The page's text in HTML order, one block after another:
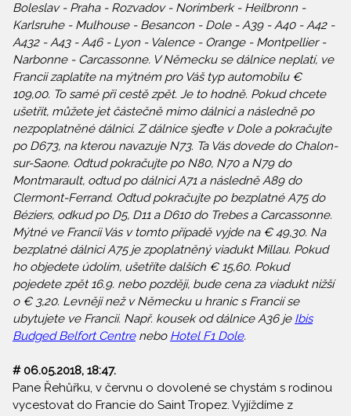
Boleslav - Praha - Rozvadov - Norimberk - Heilbronn -
Karlsruhe - Mulhouse - Besancon - Dole - A39 - A40 - A42 -
A432 - A43 - A46 - Lyon - Valence - Orange - Montpellier -
Narbonne - Carcassonne. V Německu se dálnice neplatí, ve
Francii zaplatíte na mýtném pro Váš typ automobilu €
109,00. To samé při cestě zpět. Je to hodně. Pokud chcete
ušetřit, můžete jet částečně mimo dálnici a následně po
nezpoplatněné dálnici. Z dálnice sjeďte v Dole a pokračujte
po D673, na kterou navazuje N73. Ta Vás dovede do Chalon-
sur-Saone. Odtud pokračujte po N80, N70 a N79 do
Montmarault, odtud po dálnici A71 a následně A89 do
Clermont-Ferrand. Odtud pokračujte po bezplatné A75 do
Béziers, odkud po D5, D11 a D610 do Trebes a Carcassonne.
Mýtné ve Francii Vás v tomto případě vyjde na € 49,30. Na
bezplatné dálnici A75 je zpoplatněný viadukt Millau. Pokud
ho objedete údolím, ušetříte dalších € 15,60. Pokud
pojedete zpět 16.9. nebo později, bude cena za viadukt nižší
o € 3,20. Levněji než v Německu u hranic s Francií se
ubytujete ve Francii. Např. kousek od dálnice A36 je Ibis
Budged Belfort Centrenebo Hotel F1 Dole.
# 06.05.2018, 18:47.
Pane Řehůřku, v červnu o dovolené se chystám s rodinou
vycestovat do Francie do Saint Tropez. Vyjíždíme z